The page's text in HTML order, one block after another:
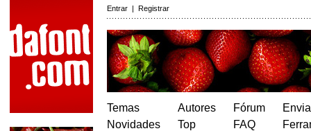
Entrar | Registrar
Temas
Novidades
Autores
Top
Fórum
FAQ